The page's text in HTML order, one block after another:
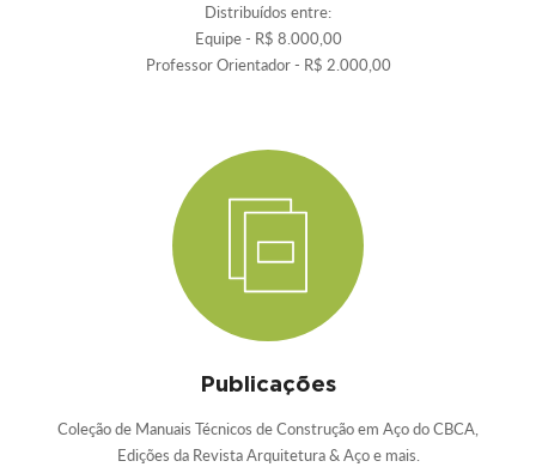
Distribuídos entre:
Equipe - R$ 8.000,00
Professor Orientador - R$ 2.000,00
Publicações
Coleção de Manuais Técnicos de Construção em Aço do CBCA,
Edições da Revista Arquitetura & Aço e mais.